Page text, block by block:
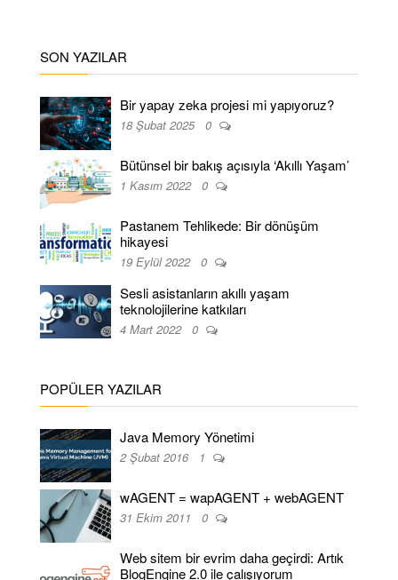
SON YAZILAR
Bir yapay zeka projesi mi yapıyoruz?
18 Şubat 2025 0
Bütünsel bir bakış açısıyla ‘Akıllı Yaşam’
1 Kasım 2022 0
Pastanem Tehlikede: Bir dönüşüm
hikayesi
19 Eylül 2022 0
Sesli asistanların akıllı yaşam
teknolojilerine katkıları
4 Mart 2022 0
POPÜLER YAZILAR
Java Memory Yönetimi
2 Şubat 2016 1
wAGENT = wapAGENT + webAGENT
31 Ekim 2011 0
Web sitem bir evrim daha geçirdi: Artık
BlogEngine 2.0 ile çalışıyorum